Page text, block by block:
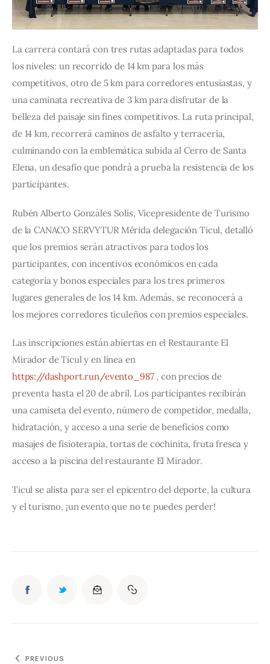
La carrera contará con tres rutas adaptadas para todos
los niveles: un recorrido de 14 km para los más
competitivos, otro de 5 km para corredores entusiastas, y
una caminata recreativa de 3 km para disfrutar de la
belleza del paisaje sin fines competitivos. La ruta principal,
de 14 km, recorrerá caminos de asfalto y terracería,
culminando con la emblemática subida al Cerro de Santa
Elena, un desafío que pondrá a prueba la resistencia de los
participantes.
Rubén Alberto Gonzáles Solís, Vicepresidente de Turismo
de la CANACO SERVYTUR Mérida delegación Ticul, detalló
que los premios serán atractivos para todos los
participantes, con incentivos económicos en cada
categoría y bonos especiales para los tres primeros
lugares generales de los 14 km. Además, se reconocerá a
los mejores corredores ticuleños con premios especiales.
Las inscripciones están abiertas en el Restaurante El
Mirador de Ticul y en línea en
https://dashport.run/evento_987 , con precios de
preventa hasta el 20 de abril. Los participantes recibirán
una camiseta del evento, número de competidor, medalla,
hidratación, y acceso a una serie de beneficios como
masajes de fisioterapia, tortas de cochinita, fruta fresca y
acceso a la piscina del restaurante El Mirador.
Ticul se alista para ser el epicentro del deporte, la cultura
y el turismo, ¡un evento que no te puedes perder!
PREVIOUS